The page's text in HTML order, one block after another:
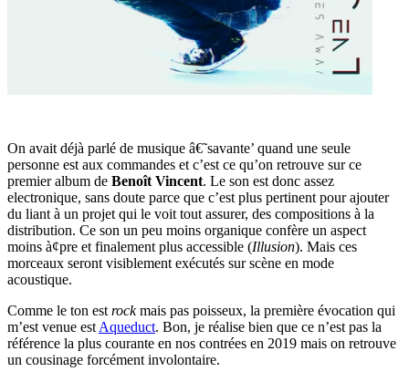
On avait déjà parlé de musique â€˜savante’ quand une seule
personne est aux commandes et c’est ce qu’on retrouve sur ce
premier album de Benoît Vincent. Le son est donc assez
electronique, sans doute parce que c’est plus pertinent pour ajouter
du liant à un projet qui le voit tout assurer, des compositions à la
distribution. Ce son un peu moins organique confère un aspect
moins à¢pre et finalement plus accessible (Illusion). Mais ces
morceaux seront visiblement exécutés sur scène en mode
acoustique.
Comme le ton est rockmais pas poisseux, la première évocation qui
m’est venue est Aqueduct. Bon, je réalise bien que ce n’est pas la
référence la plus courante en nos contrées en 2019 mais on retrouve
un cousinage forcément involontaire.